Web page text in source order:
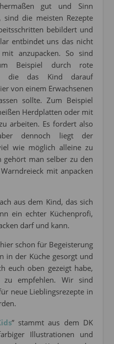
gut und Sinn
sind die meisten Rezepte
bebildert und
entbindet uns das nicht
anzupacken. So sind
Beispiel durch rote
die das Kind darauf
von einem Erwachsenen
sollte. Zum Beispiel
Herdplatten oder mit
arbeiten. Es fordert also
dennoch liegt der
wie möglich alleine zu
gehört man selber zu den
mit anpacken
aus dem Kind, das sich
ein echter Küchenprofi,
darf und kann.
schon für Begeisterung
in der Küche gesorgt und
euch oben gezeigt habe,
empfehlen. Wir sind
neue Lieblingsrezepte in
” stammt aus dem DK
Illustrationen und